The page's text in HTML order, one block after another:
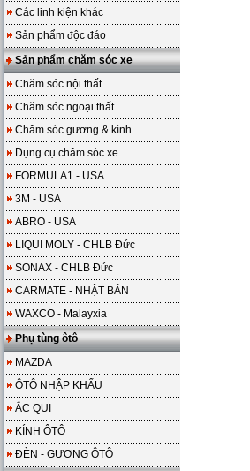
Các linh kiện khác
Sản phẩm độc đáo
Sản phẩm chăm sóc xe
Chăm sóc nội thất
Chăm sóc ngoại thất
Chăm sóc gương & kính
Dụng cụ chăm sóc xe
FORMULA1 - USA
3M - USA
ABRO - USA
LIQUI MOLY - CHLB Đức
SONAX - CHLB Đức
CARMATE - NHẬT BẢN
WAXCO - Malayxia
Phụ tùng ôtô
MAZDA
ÔTÔ NHẬP KHẨU
ẮC QUI
KÍNH ÔTÔ
ĐÈN - GƯƠNG ÔTÔ